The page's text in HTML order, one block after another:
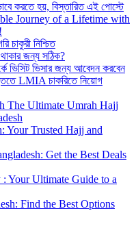
করতে হয়, বিস্তারিত এই পোস্টে
Journey of a Lifetime with
চাকুরী নিশ্চিত
থাকার জন্য সঠিক?
ভিসিট ভিসার জন্য আবেদন করবেন
LMIA চাকরিতে নিয়োগ
The Ultimate Umrah Hajj
Your Trusted Hajj and
Get the Best Deals
Your Ultimate Guide to a
Find the Best Options